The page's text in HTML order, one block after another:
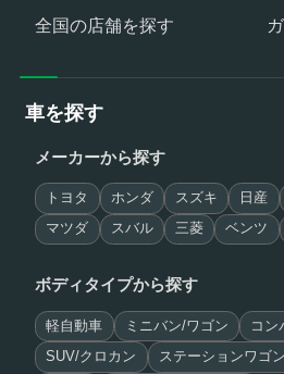
全国の店舗を探す
車を探す
メーカーから探す
トヨタ ホンダ スズキ 日産
マツダ スバル 三菱 ベンツ
ボディタイプから探す
軽自動車 ミニバン/ワゴン コン
SUV/クロカン ステーションワゴン